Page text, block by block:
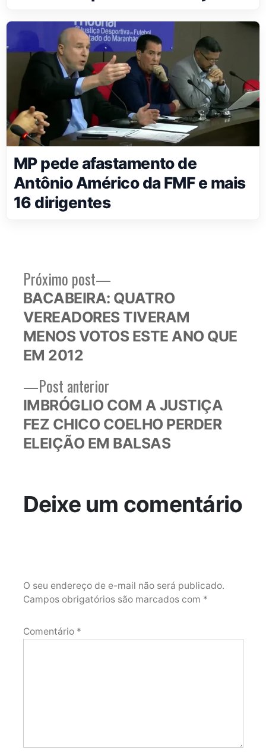
MP pede afastamento de
Antônio Américo da FMF e mais
16 dirigentes
Navegação
de
Post
Post anteriorPost
anterior:
IMBRÓGLIO COM A JUSTIÇA
FEZ CHICO COELHO PERDER
ELEIÇÃO EM BALSAS
Próximo post
Próximo
post:
BACABEIRA: QUATRO
VEREADORES TIVERAM
MENOS VOTOS ESTE ANO QUE
EM 2012
Deixe um comentário
O seu endereço de e-mail não será publicado.
Campos obrigatórios são marcados com *
Comentário *